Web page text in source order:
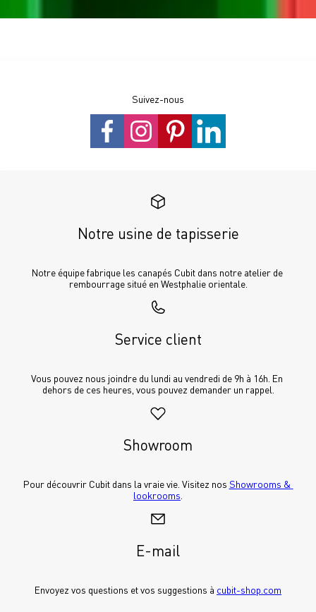
Suivez-nous
Notre usine de tapisserie
Notre équipe fabrique les canapés Cubit dans notre atelier de
rembourrage situé en Westphalie orientale.
Service client
Vous pouvez nous joindre du lundi au vendredi de 9h à 16h. En
dehors de ces heures, vous pouvez demander un rappel.
Showroom
Pour découvrir Cubit dans la vraie vie. Visitez nos Showrooms &
lookrooms
E-mail
Envoyez vos questions et vos suggestions à cubit-shop.com